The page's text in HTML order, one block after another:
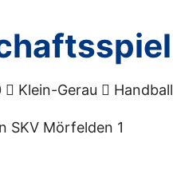
Klein-Gerau Handball
SKV Mörfelden 1